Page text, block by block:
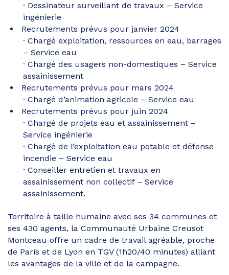
Dessinateur surveillant de travaux – Service
ingénierie
Recrutements prévus pour janvier 2024
Chargé exploitation, ressources en eau, barrages
– Service eau
Chargé des usagers non-domestiques – Service
assainissement
Recrutements prévus pour mars 2024
Chargé d’animation agricole – Service eau
Recrutements prévus pour juin 2024
Chargé de projets eau et assainissement –
Service ingénierie
Chargé de l’exploitation eau potable et défense
incendie – Service eau
Conseiller entretien et travaux en
assainissement non collectif – Service
assainissement.
Territoire à taille humaine avec ses 34 communes et
ses 430 agents, la Communauté Urbaine Creusot
Montceau offre un cadre de travail agréable, proche
de Paris et de Lyon en TGV (1h20/40 minutes) alliant
les avantages de la ville et de la campagne.